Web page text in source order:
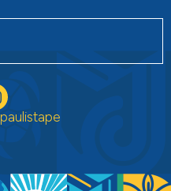
paulistape